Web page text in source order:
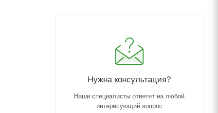
Нужна консультация?
Наши специалисты ответят на любой
интересующий вопрос